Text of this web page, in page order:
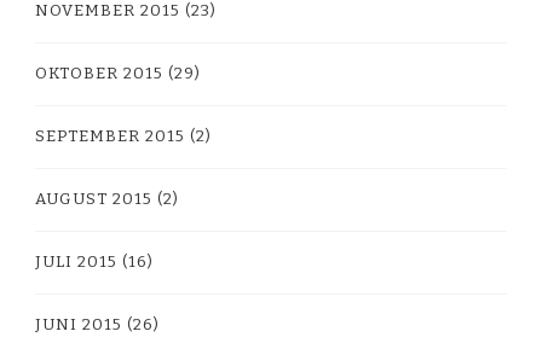
NOVEMBER 2015 (23)
OKTOBER 2015 (29)
SEPTEMBER 2015 (2)
AUGUST 2015 (2)
JULI 2015 (16)
JUNI 2015 (26)